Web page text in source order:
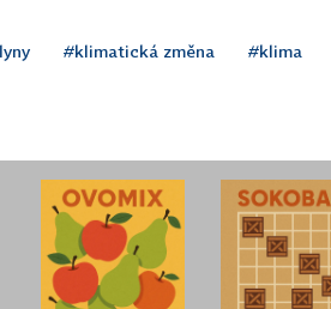
#klimatická změna #klima